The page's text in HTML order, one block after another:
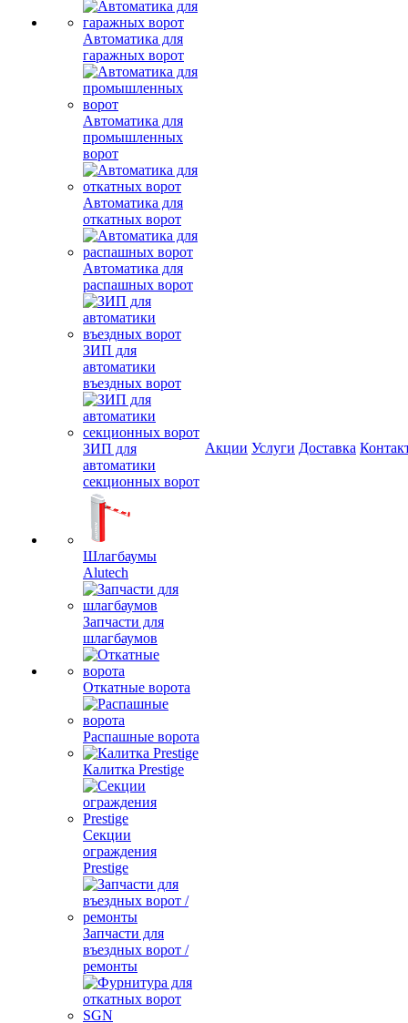
Автоматика для
гаражных ворот
Автоматика для
промышленных
ворот
Автоматика для
откатных ворот
Автоматика для
распашных ворот
ЗИП для
автоматики
въездных ворот
ЗИП для
автоматики
секционных ворот
Шлагбаумы
Alutech
Запчасти для
шлагбаумов
Откатные ворота
Распашные ворота
Калитка Prestige
Секции
ограждения
Prestige
Запчасти для
въездных ворот /
ремонты
Акции Услуги Доставка